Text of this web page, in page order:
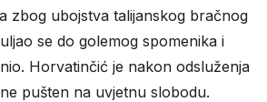
zbog ubojstva talijanskog bračnog
se do golemog spomenika i
Horvatinčić je nakon odsluženja
pušten na uvjetnu slobodu.